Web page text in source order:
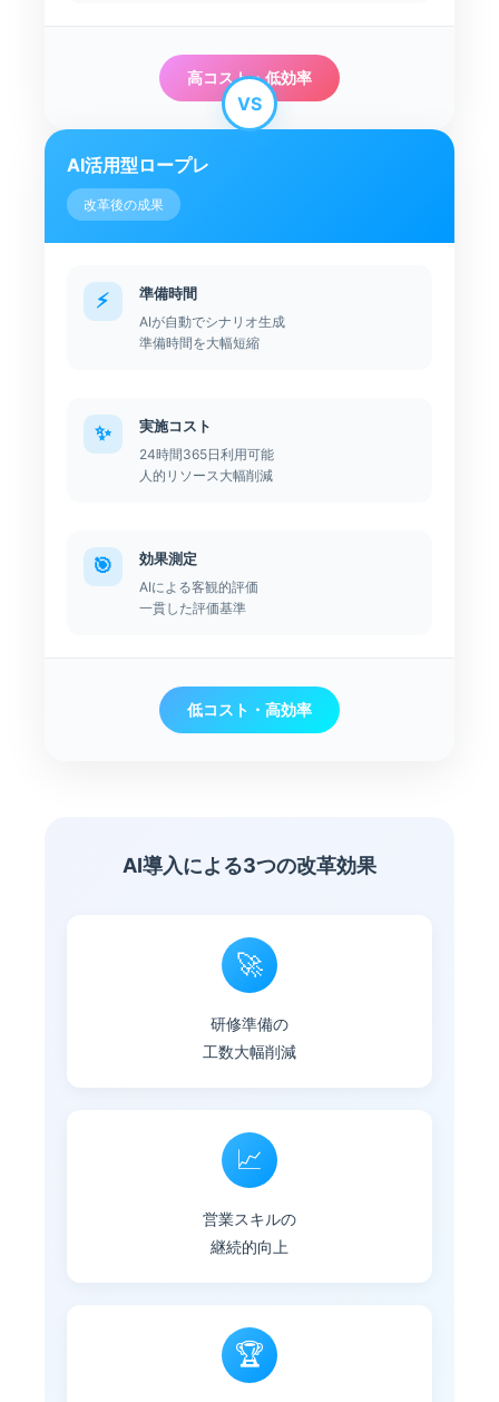
高コスト・低効率
VS
AI活用型ロープレ
改革後の成果
⚡ 準備時間
AIが自動でシナリオ生成
準備時間を大幅短縮
✨ 実施コスト
24時間365日利用可能
人的リソース大幅削減
🎯 効果測定
AIによる客観的評価
一貫した評価基準
低コスト・高効率
AI導入による3つの改革効果
🚀
研修準備の
工数大幅削減
📈
営業スキルの
継続的向上
🏆